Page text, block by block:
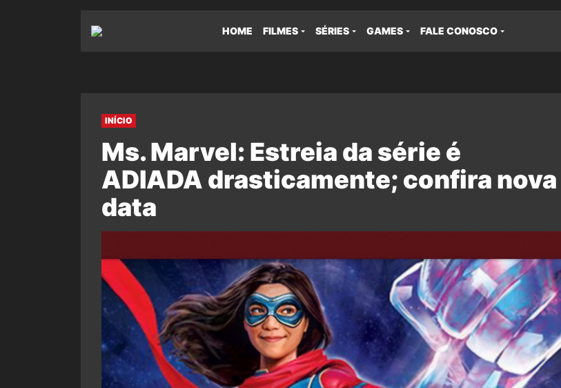
HOME FILMES SÉRIES GAMES FALE CONOSCO
INÍCIO
Ms. Marvel: Estreia da série é
ADIADA drasticamente; confira nova
data